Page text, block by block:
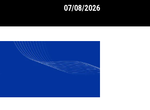
2024 para Colombia
07/08/2026